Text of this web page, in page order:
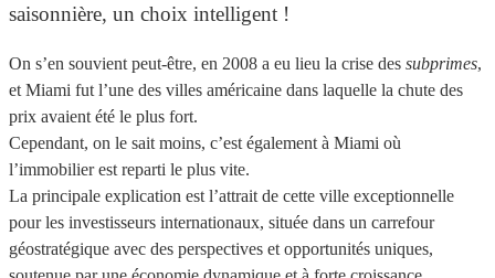
saisonnière, un choix intelligent !
On s’en souvient peut-être, en 2008 a eu lieu la crise des subprimes,
et Miami fut l’une des villes américaine dans laquelle la chute des
prix avaient été le plus fort.
Cependant, on le sait moins, c’est également à Miami où
l’immobilier est reparti le plus vite.
La principale explication est l’attrait de cette ville exceptionnelle
pour les investisseurs internationaux, située dans un carrefour
géostratégique avec des perspectives et opportunités uniques,